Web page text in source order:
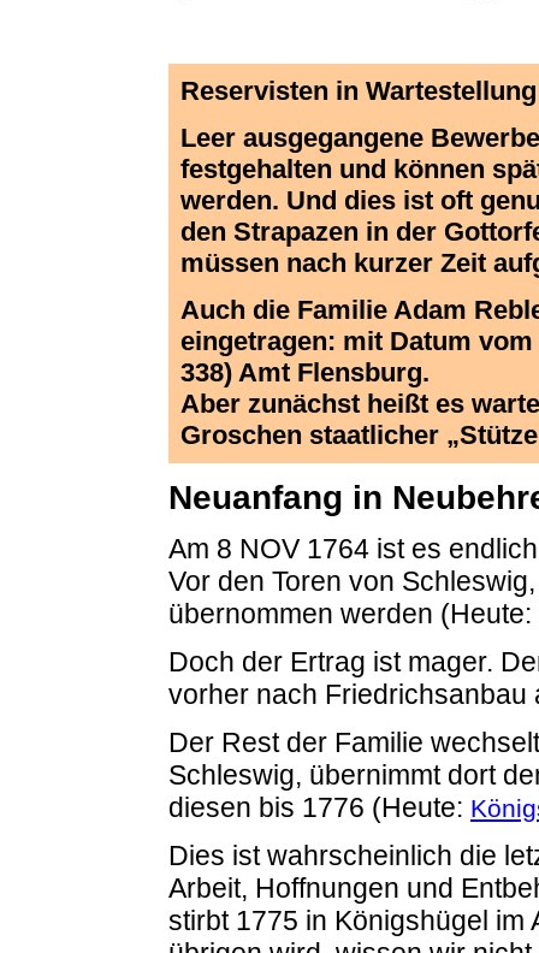
Reservisten in Wartestellung
Leer ausgegangene
festgehalten und können
werden. Und dies ist oft
den Strapazen in der
müssen nach kurzer Zeit
Auch die Familie Adam
eingetragen: mit Datum
338) Amt Flensburg.
Aber zunächst heißt es
Groschen staatlicher
Neuanfang in
Am 8 NOV 1764 ist es
Vor den Toren von
übernommen werden (Heute:
Doch der Ertrag ist mager.
vorher nach Friedrichsanbau
Der Rest der Familie
Schleswig, übernimmt dort
diesen bis 1776 (Heute:
Dies ist wahrscheinlich die
Arbeit, Hoffnungen und
stirbt 1775 in Königshügel im